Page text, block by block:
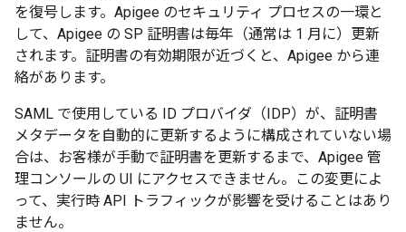
を復号します。Apigee のセキュリティ プロセスの一環と
して、Apigee の SP 証明書は毎年（通常は 1 月に）更新
されます。証明書の有効期限が近づくと、Apigee から連
絡があります。
SAML で使用している ID プロバイダ（IDP）が、証明書
メタデータを自動的に更新するように構成されていない場
合は、お客様が手動で証明書を更新するまで、Apigee 管
理コンソールの UI にアクセスできません。この変更によ
って、実行時 API トラフィックが影響を受けることはあり
ません。